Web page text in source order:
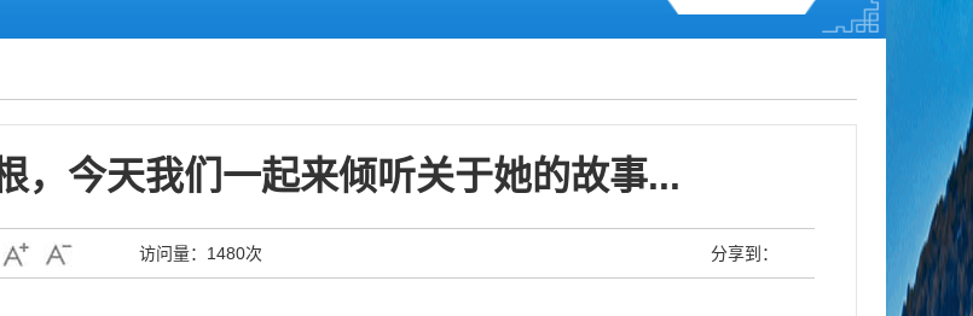
，今天我们一起来倾听关于她的故事...
访问量： 1480次 分享到：